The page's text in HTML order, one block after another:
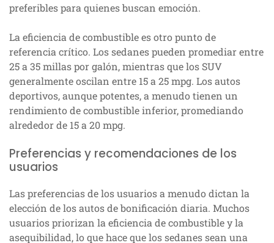
preferibles para quienes buscan emoción.
La eficiencia de combustible es otro punto de
referencia crítico. Los sedanes pueden promediar entre
25 a 35 millas por galón, mientras que los SUV
generalmente oscilan entre 15 a 25 mpg. Los autos
deportivos, aunque potentes, a menudo tienen un
rendimiento de combustible inferior, promediando
alrededor de 15 a 20 mpg.
Preferencias y recomendaciones de los
usuarios
Las preferencias de los usuarios a menudo dictan la
elección de los autos de bonificación diaria. Muchos
usuarios priorizan la eficiencia de combustible y la
asequibilidad, lo que hace que los sedanes sean una